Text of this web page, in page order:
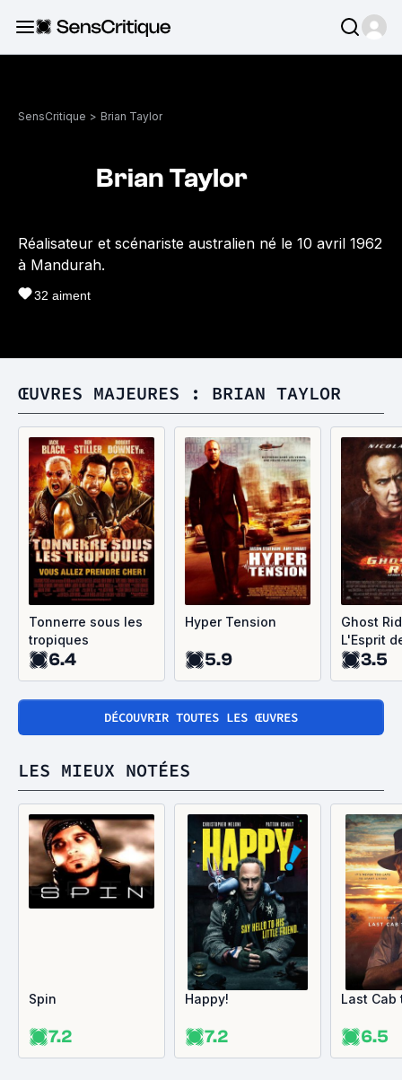
SensCritique > Brian Taylor
Brian Taylor
Réalisateur et scénariste australien né le 10 avril 1962
à Mandurah.
32 aiment
ŒUVRES MAJEURES : BRIAN TAYLOR
Tonnerre sous les
tropiques
6.4
Hyper Tension
5.9
Ghost
L'Esprit
3.5
DÉCOUVRIR TOUTES LES ŒUVRES
LES MIEUX NOTÉES
Spin
7.2
Happy!
7.2
Last Cab
6.5